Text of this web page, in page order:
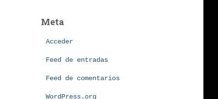
g
Meta
Acceder
Feed de entradas
Feed de comentarios
WordPress.org